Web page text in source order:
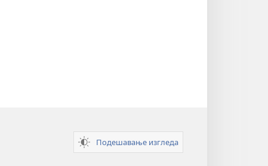
Подешавање изгледа